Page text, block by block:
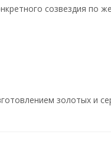
созвездия по
золотых и